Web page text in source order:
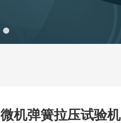
微机弹簧拉压试验机